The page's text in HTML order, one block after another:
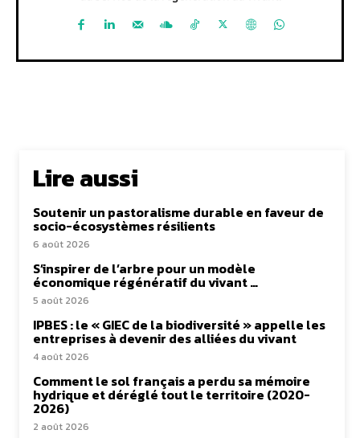
Lire aussi
Soutenir un pastoralisme durable en faveur de
socio-écosystèmes résilients
6 août 2026
S’inspirer de l’arbre pour un modèle
économique régénératif du vivant …
5 août 2026
IPBES : le « GIEC de la biodiversité » appelle les
entreprises à devenir des alliées du vivant
4 août 2026
Comment le sol français a perdu sa mémoire
hydrique et déréglé tout le territoire (2020-
2026)
2 août 2026